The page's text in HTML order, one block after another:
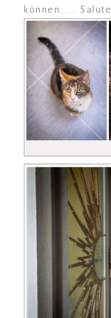
können……. Salute